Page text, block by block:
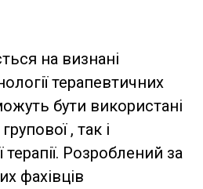
на визнані
терапевтичних
бути використані
, так і
терапії. Розроблений за
фахівців